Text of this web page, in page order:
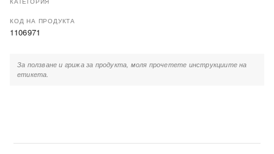
КОД НА ПРОДУКТА
1106971
За ползване и грижа за продукта, моля прочетете инструкциите на
етикета.